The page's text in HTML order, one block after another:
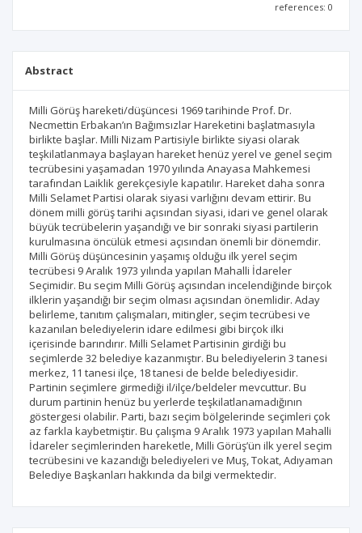
references: 0
Abstract
Milli Görüş hareketi/düşüncesi 1969 tarihinde Prof. Dr.
Necmettin Erbakan’ın Bağımsızlar Hareketini başlatmasıyla
birlikte başlar. Milli Nizam Partisiyle birlikte siyasi olarak
teşkilatlanmaya başlayan hareket henüz yerel ve genel seçim
tecrübesini yaşamadan 1970 yılında Anayasa Mahkemesi
tarafından Laiklik gerekçesiyle kapatılır. Hareket daha sonra
Milli Selamet Partisi olarak siyasi varlığını devam ettirir. Bu
dönem milli görüş tarihi açısından siyasi, idari ve genel olarak
büyük tecrübelerin yaşandığı ve bir sonraki siyasi partilerin
kurulmasına öncülük etmesi açısından önemli bir dönemdir.
Milli Görüş düşüncesinin yaşamış olduğu ilk yerel seçim
tecrübesi 9 Aralık 1973 yılında yapılan Mahalli İdareler
Seçimidir. Bu seçim Milli Görüş açısından incelendiğinde birçok
ilklerin yaşandığı bir seçim olması açısından önemlidir. Aday
belirleme, tanıtım çalışmaları, mitingler, seçim tecrübesi ve
kazanılan belediyelerin idare edilmesi gibi birçok ilki
içerisinde barındırır. Milli Selamet Partisinin girdiği bu
seçimlerde 32 belediye kazanmıştır. Bu belediyelerin 3 tanesi
merkez, 11 tanesi ilçe, 18 tanesi de belde belediyesidir.
Partinin seçimlere girmediği il/ilçe/beldeler mevcuttur. Bu
durum partinin henüz bu yerlerde teşkilatlanamadığının
göstergesi olabilir. Parti, bazı seçim bölgelerinde seçimleri çok
az farkla kaybetmiştir. Bu çalışma 9 Aralık 1973 yapılan Mahalli
İdareler seçimlerinden hareketle, Milli Görüş’ün ilk yerel seçim
tecrübesini ve kazandığı belediyeleri ve Muş, Tokat, Adıyaman
Belediye Başkanları hakkında da bilgi vermektedir.